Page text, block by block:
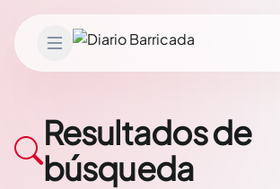
Resultados de
búsqueda